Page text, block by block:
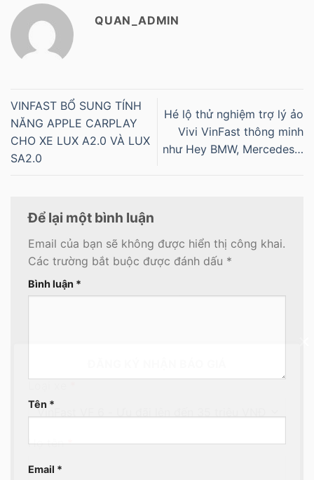
QUAN_ADMIN
VINFAST BỔ SUNG TÍNH
NĂNG APPLE CARPLAY
CHO XE LUX A2.0 VÀ LUX
SA2.0
Hé lộ thử nghiệm trợ lý ảo
Vivi VinFast thông minh
như Hey BMW, Mercedes…
Để lại một bình luận
Email của bạn sẽ không được hiển thị công khai.
Các trường bắt buộc được đánh dấu *
Bình luận *
Tên *
Email *
Họ tên*